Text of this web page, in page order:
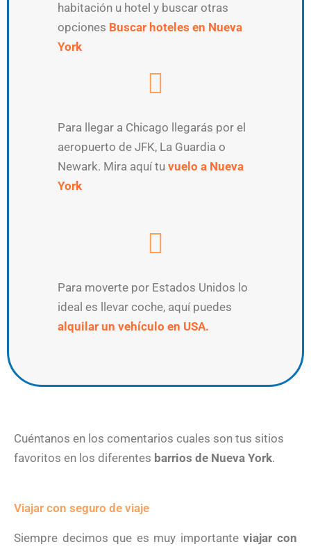
habitación u hotel y buscar otras
opciones Buscar hoteles en Nueva
York
Para llegar a Chicago llegarás por el
aeropuerto de JFK, La Guardia o
Newark. Mira aquí tu vuelo a Nueva
York
Para moverte por Estados Unidos lo
ideal es llevar coche, aquí puedes
alquilar un vehículo en USA.
Cuéntanos en los comentarios cuales son tus sitios
favoritos en los diferentes barrios de Nueva York.
Viajar con seguro de viaje
Siempre decimos que es muy importanteviajar con